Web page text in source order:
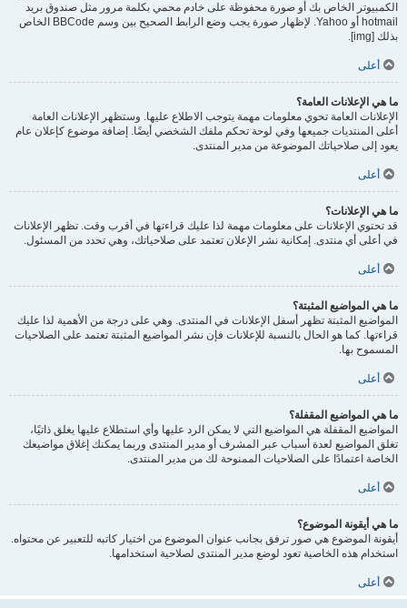
الكمبيوتر الخاص بك أو صورة محفوظة على خادم محمي بكلمة مرور مثل صندوق بريد
hotmail أو Yahoo. لإظهار صورة يجب وضع الرابط الصحيح بين وسم BBCode الخاص
بذلك [img].
أعلى
ما هي الإعلانات العامة؟
الإعلانات العامة تحوي معلومات مهمة يتوجب الاطلاع عليها. وستظهر الإعلانات العامة
أعلى المنتديات جميعها وفي لوحة تحكم ملفك الشخصي أيضًا. إضافة موضوع كإعلان عام
يعود إلى صلاحياتك الموضوعة من مدير المنتدى.
أعلى
ما هي الإعلانات؟
قد تحتوي الإعلانات على معلومات مهمة لذا عليك قراءتها في أقرب وقت. تظهر الإعلانات
في أعلى أي منتدى. إمكانية نشر الإعلان تعتمد على صلاحياتك، وهي تحدد من المسئول.
أعلى
ما هي المواضيع المثبتة؟
المواضيع المثبتة تظهر أسفل الإعلانات في المنتدى. وهي على درجة من الأهمية لذا عليك
قراءتها. كما هو الحال بالنسبة للإعلانات فإن نشر المواضيع المثبتة تعتمد على الصلاحيات
المسموح بها.
أعلى
ما هي المواضيع المقفلة؟
المواضيع المقفلة هي المواضيع التي لا يمكن الرد عليها وأي استطلاع عليها يغلق ذاتيًا،
تغلق المواضيع لعدة أسباب عبر المشرف أو مدير المنتدى وربما يمكنك إغلاق مواضيعك
الخاصة اعتمادًا على الصلاحيات الممنوحة لك من مدير المنتدى.
أعلى
ما هي أيقونة الموضوع؟
أيقونة الموضوع هي صور ترفق بجانب عنوان الموضوع من اختيار كاتبه للتعبير عن محتواه.
استخدام هذه الخاصية تعود لوضع مدير المنتدى لصلاحية استخدامها.
أعلى